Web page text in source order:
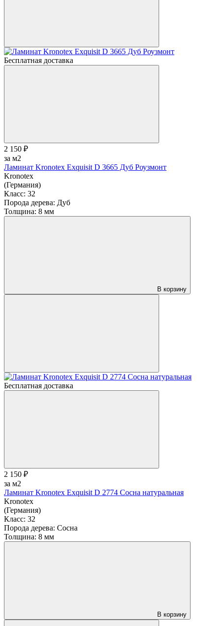
Бесплатная доставка
2 150 ₽
за м2
Ламинат Kronotex Exquisit D 3665 Дуб Роузмонт
Kronotex
(Германия)
Класс: 32
Порода дерева: Дуб
Толщина: 8 мм
В корзину
Бесплатная доставка
2 150 ₽
за м2
Ламинат Kronotex Exquisit D 2774 Сосна натуральная
Kronotex
(Германия)
Класс: 32
Порода дерева: Сосна
Толщина: 8 мм
В корзину